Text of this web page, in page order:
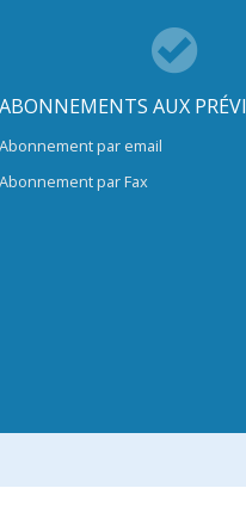
ABONNEMENTS AUX
Abonnement par email
Abonnement par Fax